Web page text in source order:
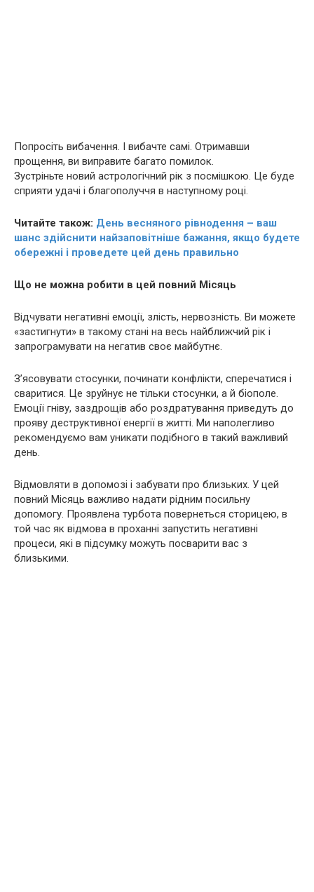
Попросіть вибачення. І вибачте самі. Отримавши
прощення, ви виправите багато помилок.
Зустріньте новий астрологічний рік з посмішкою. Це буде
сприяти удачі і благополуччя в наступному році.
Читайте також: День весняного рівнодення – ваш
шанс здійснити найзаповітніше бажання, якщо будете
обережні і проведете цей день правильно
Що не можна робити в цей повний Місяць
Відчувати негативні емоції, злість, нервозність. Ви можете
«застигнути» в такому стані на весь найближчий рік і
запрограмувати на негатив своє майбутнє.
З’ясовувати стосунки, починати конфлікти, сперечатися і
сваритися. Це зруйнує не тільки стосунки, а й біополе.
Емоції гніву, заздрощів або роздратування приведуть до
прояву деструктивної енергії в житті. Ми наполегливо
рекомендуємо вам уникати подібного в такий важливий
день.
Відмовляти в допомозі і забувати про близьких. У цей
повний Місяць важливо надати рідним посильну
допомогу. Проявлена турбота повернеться сторицею, в
той час як відмова в проханні запустить негативні
процеси, які в підсумку можуть посварити вас з
близькими.